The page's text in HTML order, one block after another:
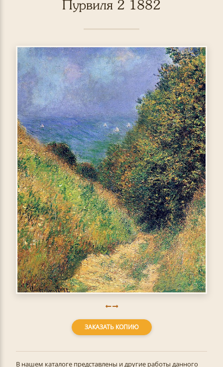
Пурвиля 2 1882
ЗАКАЗАТЬ КОПИЮ
В нашем каталоге представлены и другие работы данного